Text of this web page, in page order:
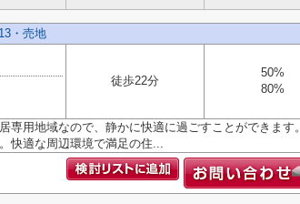
・売地
徒歩22分
50%
80%
専用地域なので、静かに快適に過ごすことができます
快適な周辺環境で満足の住...